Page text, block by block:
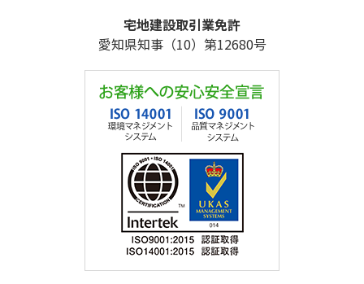
宅地建設取引業免許
愛知県知事（10）第12680号